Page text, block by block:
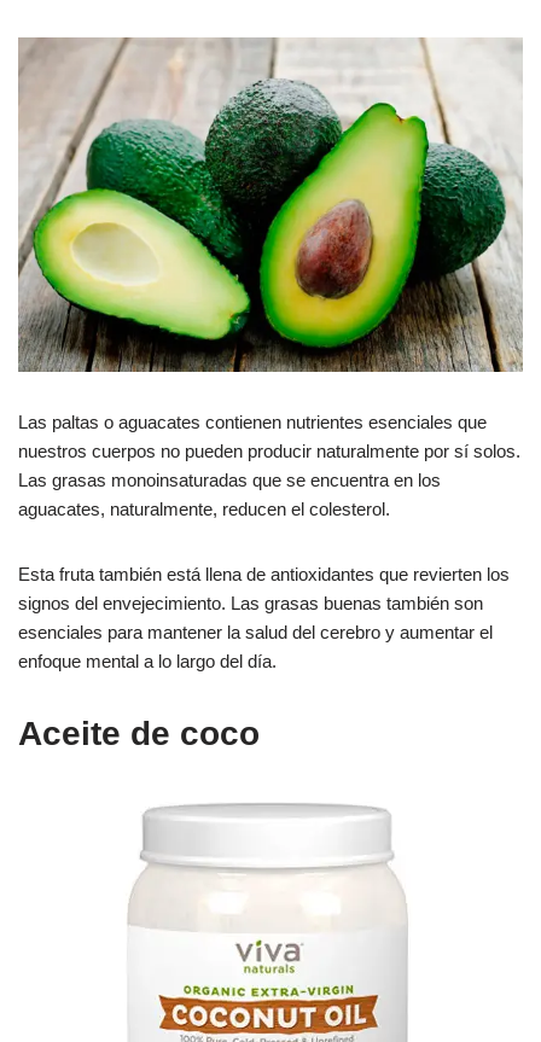
Las paltas o aguacates contienen nutrientes esenciales que
nuestros cuerpos no pueden producir naturalmente por sí solos.
Las grasas monoinsaturadas que se encuentra en los
aguacates, naturalmente, reducen el colesterol.
Esta fruta también está llena de antioxidantes que revierten los
signos del envejecimiento. Las grasas buenas también son
esenciales para mantener la salud del cerebro y aumentar el
enfoque mental a lo largo del día.
Aceite de coco